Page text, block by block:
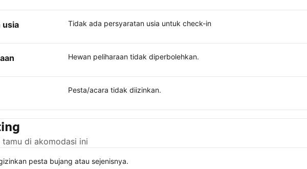
usia Tidak ada persyaratan usia untuk check-in
Hewan peliharaan tidak diperbolehkan.
Pesta/acara tidak diizinkan.
di akomodasi ini
pesta bujang atau sejenisnya.